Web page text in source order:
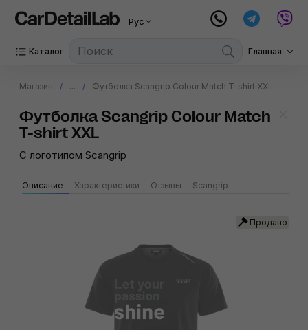
Рус
Каталог Главная
Магазин ... Футболка Scangrip Colour Match T-shirt XXL
Футболка Scangrip Colour Match
T-shirt XXL
C логотипом Scangrip
Описание Характеристики Отзывы Scangrip
Продано